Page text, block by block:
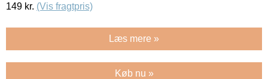
149 kr. (Vis fragtpris)
Læs mere »
Køb nu »